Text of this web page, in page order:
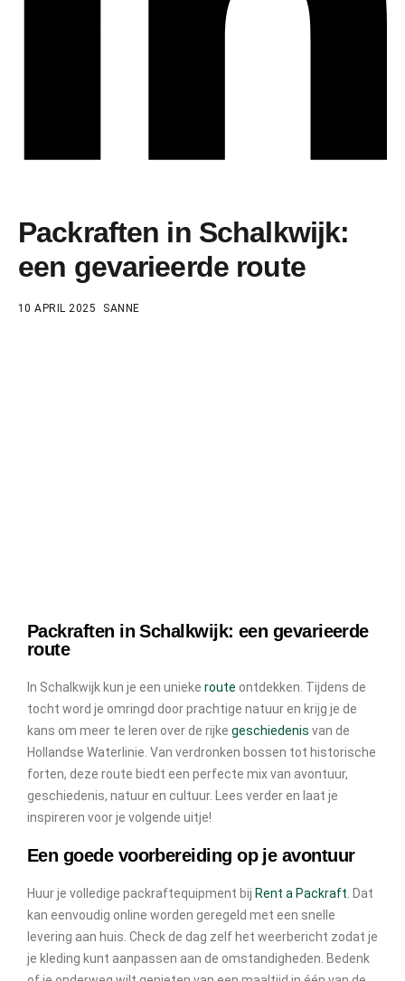
Packraften in Schalkwijk:
een gevarieerde route
10 APRIL 2025 SANNE
Packraften in Schalkwijk: een gevarieerde
route
In Schalkwijk kun je een unieke route ontdekken. Tijdens de
tocht word je omringd door prachtige natuur en krijg je de
kans om meer te leren over de rijke geschiedenis van de
Hollandse Waterlinie. Van verdronken bossen tot historische
forten, deze route biedt een perfecte mix van avontuur,
geschiedenis, natuur en cultuur. Lees verder en laat je
inspireren voor je volgende uitje!
Een goede voorbereiding op je avontuur
Huur je volledige packraftequipment bij Rent a Packraft . Dat
kan eenvoudig online worden geregeld met een snelle
levering aan huis. Check de dag zelf het weerbericht zodat je
je kleding kunt aanpassen aan de omstandigheden. Bedenk